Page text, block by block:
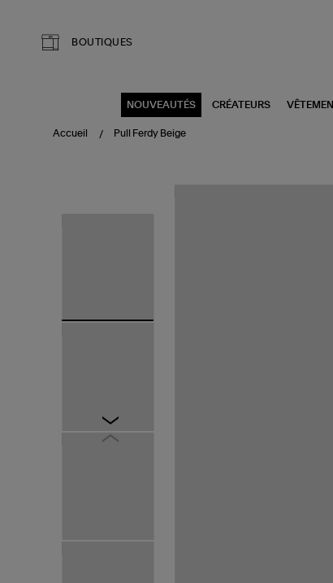
BOUTIQUES
NOUVEAUTÉS CRÉATEURS
Accueil Pull Ferdy Beige